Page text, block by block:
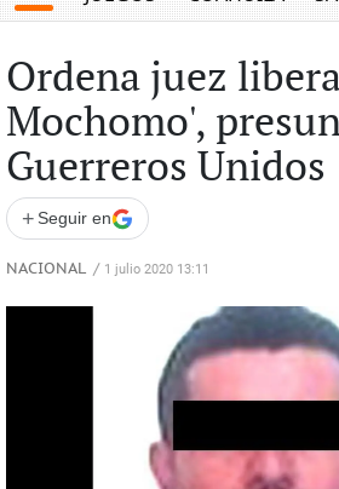
Ordena juez
Mochomo',
Guerreros Unidos
+ Seguir en
NACIONAL / 1 julio 2020 13:11